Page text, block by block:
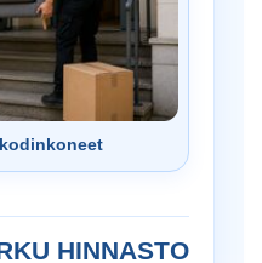
HINNASTO